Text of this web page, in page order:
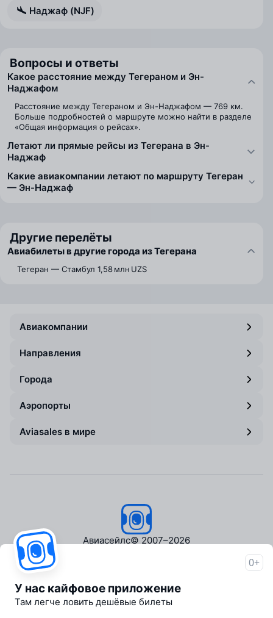
Наджаф (NJF)
Вопросы и ответы
Какое расстояние между Тегераном и Эн-
Наджафом
Расстояние между Тегераном и Эн-Наджафом — 769 км.
Больше подробностей о маршруте можно найти в разделе
«Общая информация о рейсах».
Летают ли прямые рейсы из Тегерана в Эн-
Наджаф
Какие авиакомпании летают по маршруту Тегеран
— Эн-Наджаф
Другие перелёты
Авиабилеты в другие города из Тегерана
Тегеран — Стамбул 1,58 млн UZS
Авиакомпании
Направления
Города
Аэропорты
Aviasales в мире
Авиасейлс© 2007–2026
Пресс‑центр
Travelpayouts
Партнёрская программа
0+
У нас кайфовое приложение
Там легче ловить дешёвые билеты